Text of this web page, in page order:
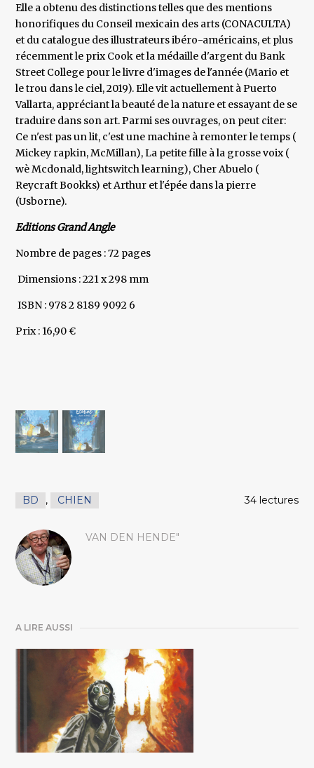
Elle a obtenu des distinctions telles que des mentions
honorifiques du Conseil mexicain des arts (CONACULTA)
et du catalogue des illustrateurs ibéro-américains, et plus
récemment le prix Cook et la médaille d'argent du Bank
Street College pour le livre d'images de l'année (Mario et
le trou dans le ciel, 2019). Elle vit actuellement à Puerto
Vallarta, appréciant la beauté de la nature et essayant de se
traduire dans son art. Parmi ses ouvrages, on peut citer:
Ce n'est pas un lit, c'est une machine à remonter le temps (
Mickey rapkin, McMillan), La petite fille à la grosse voix (
wè Mcdonald, lightswitch learning), Cher Abuelo (
Reycraft Bookks) et Arthur et l'épée dans la pierre
(Usborne).
Editions Grand Angle
Nombre de pages : 72 pages
Dimensions : 221 x 298 mm
ISBN : 978 2 8189 9092 6
Prix : 16,90 €
BD , CHIEN 34 lectures
VAN DEN HENDE"
A LIRE AUSSI